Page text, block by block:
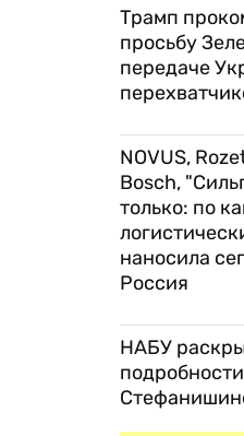
Трамп
просьбу
передаче
NOVUS,
Bosch,
только: по
наносила
Россия
НАБУ